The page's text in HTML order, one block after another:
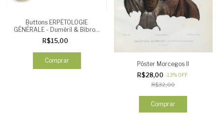
Buttons ERPÉTOLOGIE
GÉNÉRALE - Duméril & Bibron,
1839 - Esqueletos (3 unid)
R$15,00
Comprar
Pôster Morcegos II
R$28,00 -13% OFF
R$32,00
Comprar